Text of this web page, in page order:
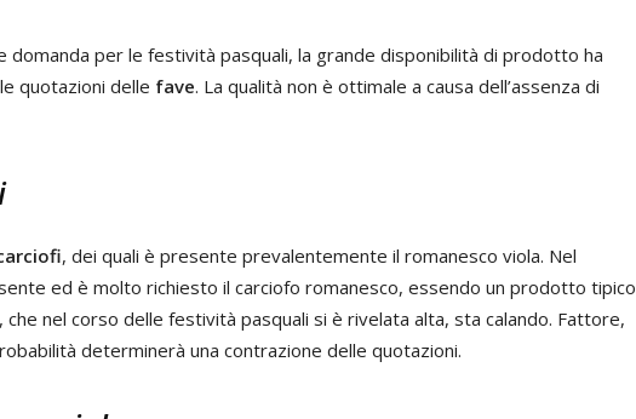
domanda per le festività pasquali, la grande disponibilità di prodotto ha
quotazioni delle fave. La qualità non è ottimale a causa dell’assenza di
, dei quali è presente prevalentemente il romanesco viola. Nel
ed è molto richiesto il carciofo romanesco, essendo un prodotto tipico
che nel corso delle festività pasquali si è rivelata alta, sta calando. Fattore,
determinerà una contrazione delle quotazioni.